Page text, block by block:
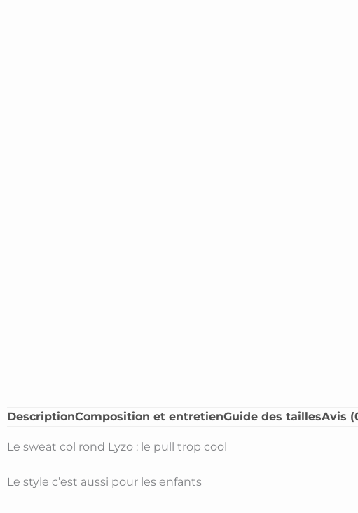
DescriptionComposition et entretienGuide des taillesAvis
Le sweat col rond Lyzo : le pull trop cool
Le style c’est aussi pour les enfants